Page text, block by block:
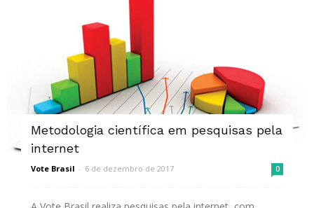
Metodologia científica em pesquisas pela
internet
Vote Brasil - 6 de dezembro de 2017 0